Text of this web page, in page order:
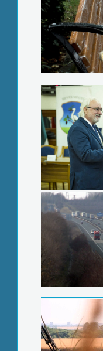
Fokozódik a